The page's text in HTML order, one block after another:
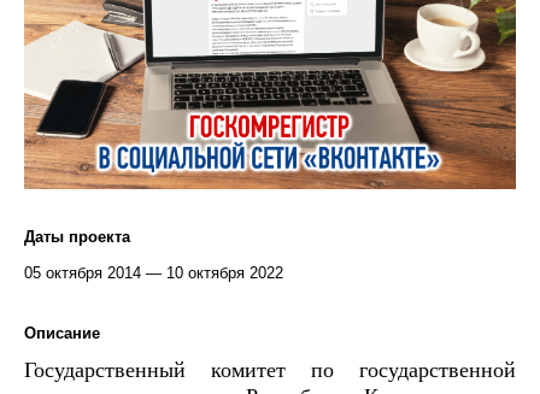
Даты проекта
05 октября 2014 — 10 октября 2022
Описание
Государственный комитет по государственной